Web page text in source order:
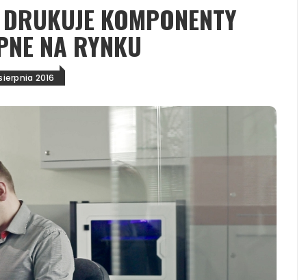
KOMPONENTY
NA RYNKU
2016